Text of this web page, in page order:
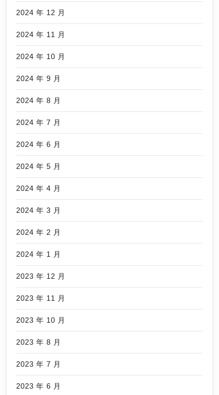
2024 年 12 月
2024 年 11 月
2024 年 10 月
2024 年 9 月
2024 年 8 月
2024 年 7 月
2024 年 6 月
2024 年 5 月
2024 年 4 月
2024 年 3 月
2024 年 2 月
2024 年 1 月
2023 年 12 月
2023 年 11 月
2023 年 10 月
2023 年 8 月
2023 年 7 月
2023 年 6 月